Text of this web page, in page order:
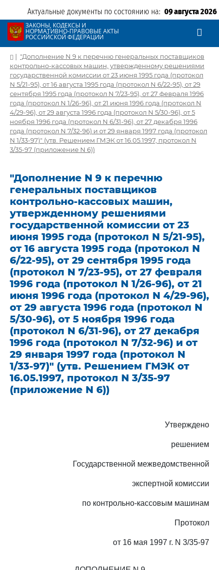
Актуальные документы по состоянию на: 09 августа 2026
ЗАКОНЫ, КОДЕКСЫ И
НОРМАТИВНО-ПРАВОВЫЕ АКТЫ
РОССИЙСКОЙ ФЕДЕРАЦИИ
| "Дополнение N 9 к перечню генеральных поставщиков
контрольно-кассовых машин, утвержденному решениями
государственной комиссии от 23 июня 1995 года (протокол
N 5/21-95), от 16 августа 1995 года (протокол N 6/22-95), от 29
сентября 1995 года (протокол N 7/23-95), от 27 февраля 1996
года (протокол N 1/26-96), от 21 июня 1996 года (протокол N
4/29-96), от 29 августа 1996 года (протокол N 5/30-96), от 5
ноября 1996 года (протокол N 6/31-96), от 27 декабря 1996
года (протокол N 7/32-96) и от 29 января 1997 года (протокол
N 1/33-97)" (утв. Решением ГМЭК от 16.05.1997, протокол N
3/35-97 (приложение N 6))
"Дополнение N 9 к перечню
генеральных поставщиков
контрольно-кассовых машин,
утвержденному решениями
государственной комиссии от 23
июня 1995 года (протокол N 5/21-95),
от 16 августа 1995 года (протокол N
6/22-95), от 29 сентября 1995 года
(протокол N 7/23-95), от 27 февраля
1996 года (протокол N 1/26-96), от 21
июня 1996 года (протокол N 4/29-96),
от 29 августа 1996 года (протокол N
5/30-96), от 5 ноября 1996 года
(протокол N 6/31-96), от 27 декабря
1996 года (протокол N 7/32-96) и от
29 января 1997 года (протокол N
1/33-97)" (утв. Решением ГМЭК от
16.05.1997, протокол N 3/35-97
(приложение N 6))
Утверждено
решением
Государственной межведомственной
экспертной комиссии
по контрольно-кассовым машинам
Протокол
от 16 мая 1997 г. N 3/35-97